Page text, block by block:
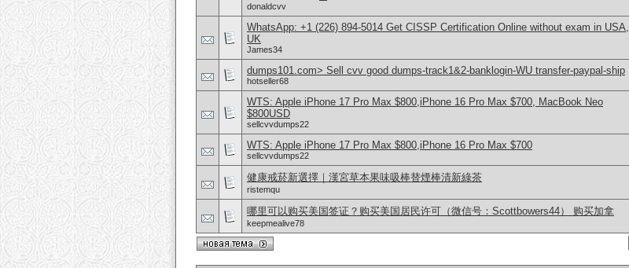
donaldcvv
WhatsApp: +1 (226) 894-5014​ Get CISSP Certification Online without exam in USA,
UK
James34
dumps101.com> Sell cvv good dumps-track1&2-banklogin-WU transfer-paypal-ship
hotseller68
WTS: Apple iPhone 17 Pro Max $800,iPhone 16 Pro Max $700, MacBook Neo
$800USD
sellcvvdumps22
WTS: Apple iPhone 17 Pro Max $800,iPhone 16 Pro Max $700
sellcvvdumps22
健康戒菸新選擇｜漢宮草本果味吸棒替煙棒清新綠茶
ristemqu
哪里可以购买美国签证？购买美国居民许可（微信号：Scottbowers44） 购买加拿
keepmealive78